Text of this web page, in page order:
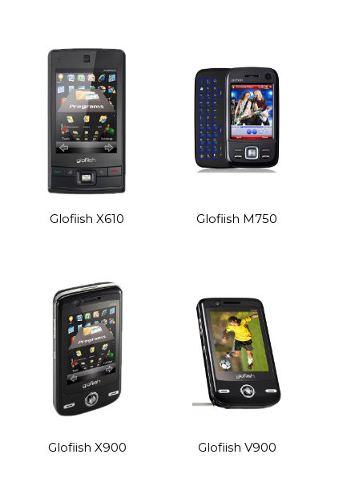
Glofiish X610 Glofiish M750
Glofiish X900 Glofiish V900